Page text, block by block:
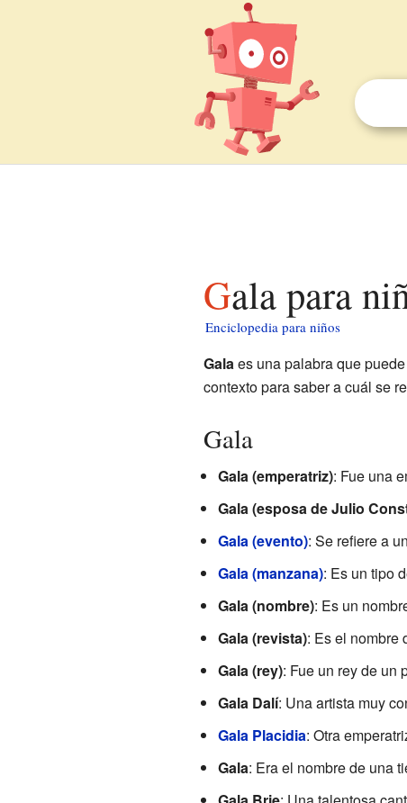
Gala para
Enciclopedia para niños
Galaes una palabra que
contexto para saber a cuál se
Gala
Gala (emperatriz): Fue una
Gala (esposa de Julio
Gala (evento): Se refiere a
Gala (manzana): Es un tipo
Gala (nombre): Es un
Gala (revista): Es el nombre
Gala (rey): Fue un rey de un
Gala Dalí: Una artista muy
Gala Placidia: Otra
Gala: Era el nombre de una